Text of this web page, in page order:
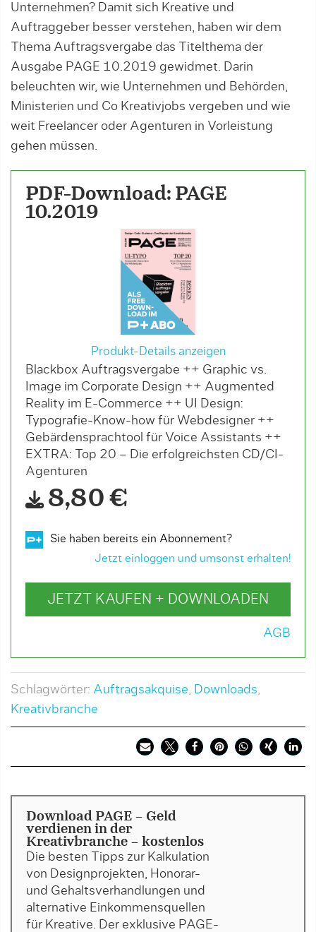
Unternehmen? Damit sich Kreative und
Auftraggeber besser verstehen, haben wir dem
Thema Auftragsvergabe das Titelthema der
Ausgabe PAGE 10.2019 gewidmet. Darin
beleuchten wir, wie Unternehmen und Behörden,
Ministerien und Co Kreativjobs vergeben und wie
weit Freelancer oder Agenturen in Vorleistung
gehen müssen.
PDF-Download: PAGE
10.2019
Produkt-Details anzeigen
Blackbox Auftragsvergabe ++ Graphic vs.
Image im Corporate Design ++ Augmented
Reality im E-Commerce ++ UI Design:
Typografie-Know-how für Webdesigner ++
Gebärdensprachtool für Voice Assistants ++
EXTRA: Top 20 – Die erfolgreichsten CD/CI-
Agenturen
8,80 €
Sie haben bereits ein Abonnement?
Jetzt einloggen und umsonst erhalten!
JETZT KAUFEN + DOWNLOADEN
AGB
Schlagwörter: Auftragsakquise Downloads
Kreativbranche
Download PAGE - Geld
verdienen in der
Kreativbranche - kostenlos
Die besten Tipps zur Kalkulation
von Designprojekten, Honorar-
und Gehaltsverhandlungen und
alternative Einkommensquellen
für Kreative. Der exklusive PAGE-